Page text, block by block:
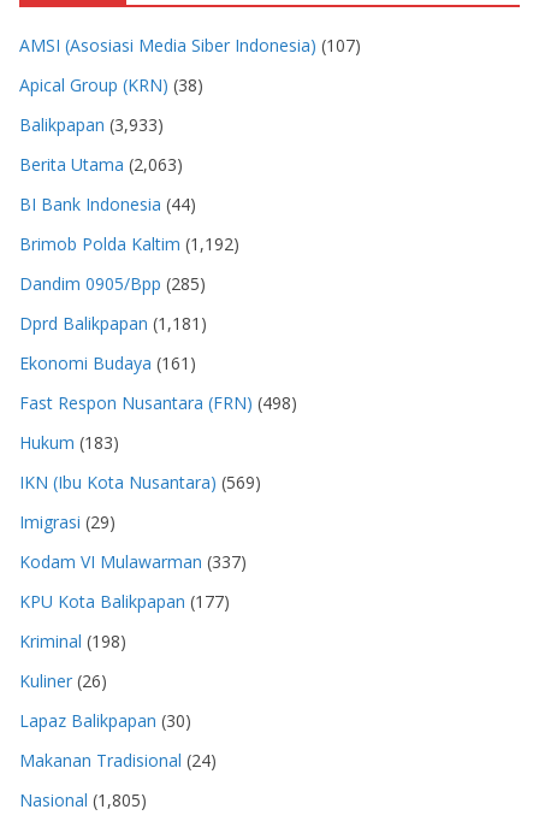
AMSI (Asosiasi Media Siber Indonesia) (107)
Apical Group (KRN) (38)
Balikpapan (3,933)
Berita Utama (2,063)
BI Bank Indonesia (44)
Brimob Polda Kaltim (1,192)
Dandim 0905/Bpp (285)
Dprd Balikpapan (1,181)
Ekonomi Budaya (161)
Fast Respon Nusantara (FRN) (498)
Hukum (183)
IKN (Ibu Kota Nusantara) (569)
Imigrasi (29)
Kodam VI Mulawarman (337)
KPU Kota Balikpapan (177)
Kriminal (198)
Kuliner (26)
Lapaz Balikpapan (30)
Makanan Tradisional (24)
Nasional (1,805)